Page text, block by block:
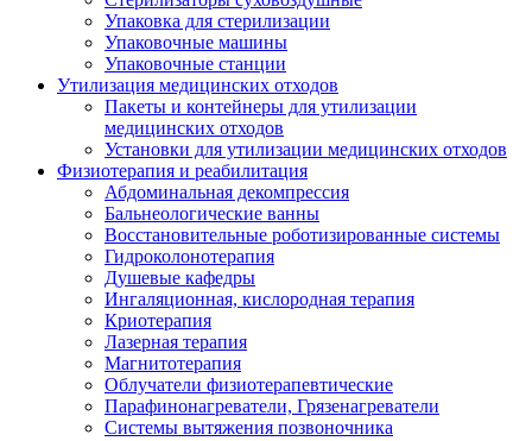
Упаковка для стерилизации
Упаковочные машины
Упаковочные станции
Утилизация медицинских отходов
Пакеты и контейнеры для утилизации
медицинских отходов
Установки для утилизации медицинских отходов
Физиотерапия и реабилитация
Абдоминальная декомпрессия
Бальнеологические ванны
Восстановительные роботизированные системы
Гидроколонотерапия
Душевые кафедры
Ингаляционная, кислородная терапия
Криотерапия
Лазерная терапия
Магнитотерапия
Облучатели физиотерапевтические
Парафинонагреватели, Грязенагреватели
Системы вытяжения позвоночника